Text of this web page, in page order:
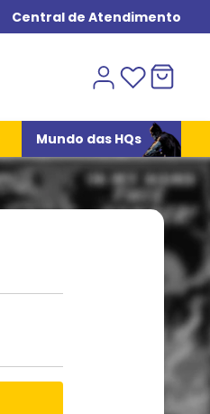
Central de Atendimento
Mundo das HQs